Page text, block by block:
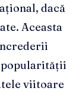
dacă
Aceasta
popularității
viitoare